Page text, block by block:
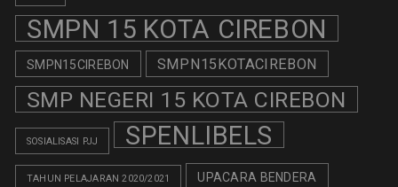
SMPN 15 KOTA CIREBON
SMPN15CIREBON SMPN15KOTACIREBON
SMP NEGERI 15 KOTA CIREBON
SOSIALISASI PJJ SPENLIBELS
TAHUN PELAJARAN 2020/2021 UPACARA BENDERA